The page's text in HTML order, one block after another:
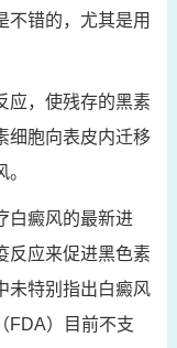
不错的，尤其是用
应，使残存的黑素
细胞向表皮内迁移
白癜风的最新进
反应来促进黑色素
未特别指出白癜风
FDA）目前不支